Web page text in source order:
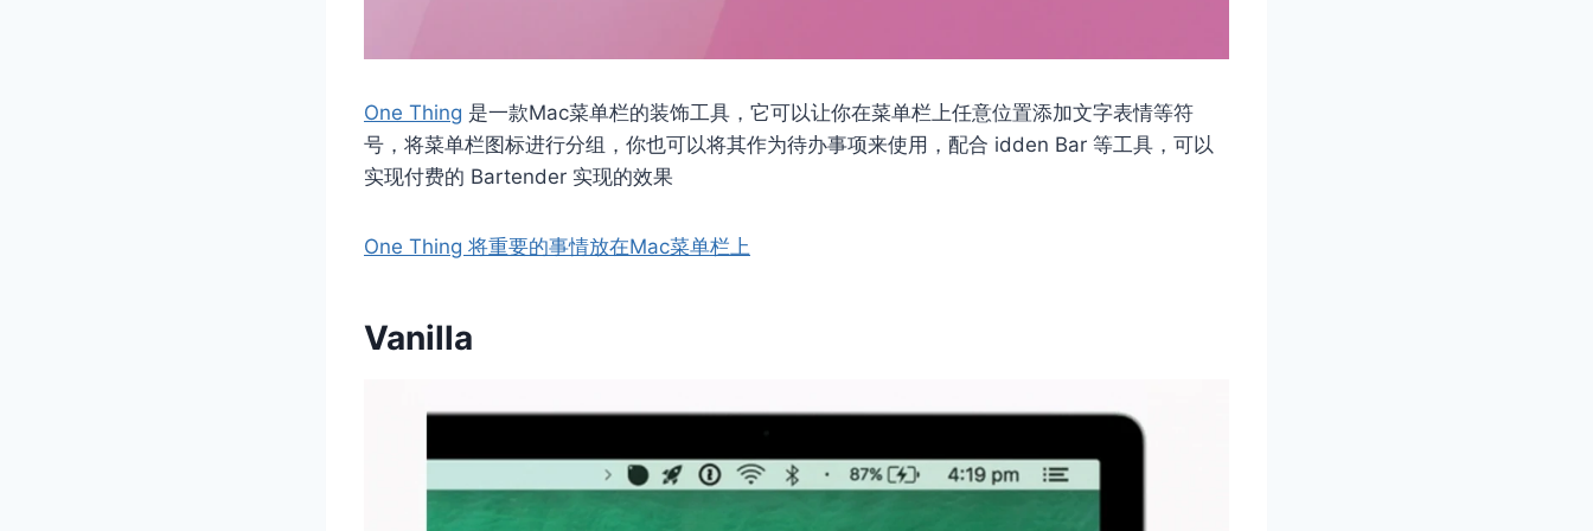
One Thing 是一款Mac菜单栏的装饰工具，它可以让你在菜单栏上任意位置添加文字表情等符
号，将菜单栏图标进行分组，你也可以将其作为待办事项来使用，配合 idden Bar 等工具，可以
实现付费的 Bartender 实现的效果
One Thing 将重要的事情放在Mac菜单栏上
Vanilla